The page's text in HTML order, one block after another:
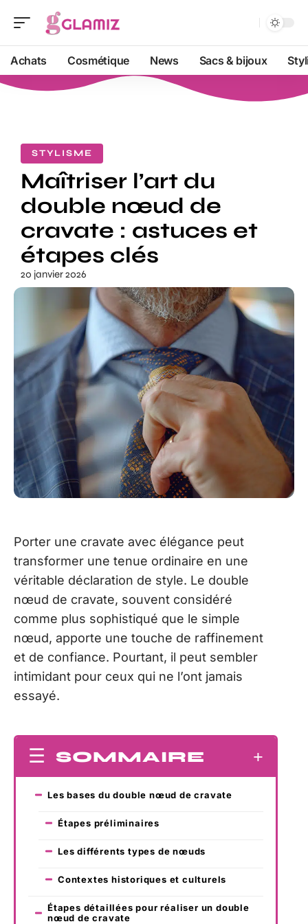
Achats Cosmétique News Sacs & bijoux
STYLISME
Maîtriser l’art du
double nœud de
cravate : astuces et
étapes clés
20 janvier 2026
Porter une cravate avec élégance peut
transformer une tenue ordinaire en une
véritable déclaration de style. Le double
nœud de cravate, souvent considéré
comme plus sophistiqué que le simple
nœud, apporte une touche de raffinement
et de confiance. Pourtant, il peut sembler
intimidant pour ceux qui ne l’ont jamais
essayé.
SOMMAIRE
Les bases du double nœud de cravate
Étapes préliminaires
Les différents types de nœuds
Contextes historiques et culturels
Étapes détaillées pour réaliser un double
nœud de cravate